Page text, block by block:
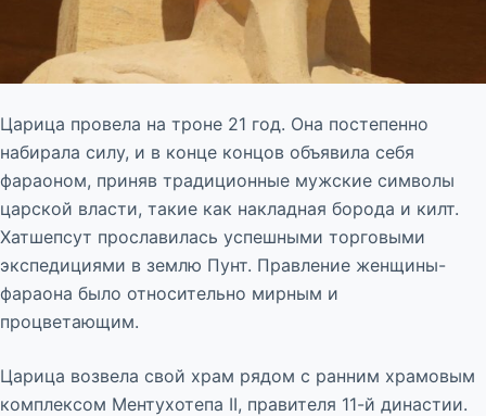
Царица провела на троне 21 год. Она постепенно
набирала силу, и в конце концов объявила себя
фараоном, приняв традиционные мужские символы
царской власти, такие как накладная борода и килт.
Хатшепсут прославилась успешными торговыми
экспедициями в землю Пунт. Правление женщины-
фараона было относительно мирным и
процветающим.
Царица возвела свой храм рядом с ранним храмовым
комплексом Ментухотепа II, правителя 11-й династии.